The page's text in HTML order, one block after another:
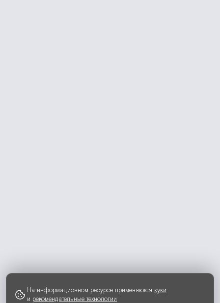
На информационном ресурсе применяются куки
и рекомендательные технологии